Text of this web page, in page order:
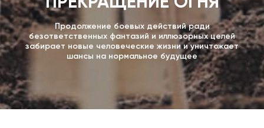
Продолжение боевых действий ради
безответственных фантазий и иллюзорных целей
забирает новые человеческие жизни и уничтожает
шансы на нормальное будущее